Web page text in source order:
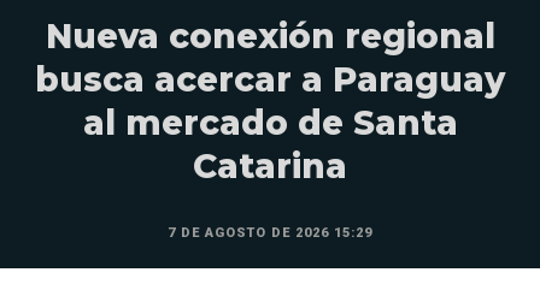
Nueva conexión regional
busca acercar a Paraguay
al mercado de Santa
Catarina
7 DE AGOSTO DE 2026 15:29